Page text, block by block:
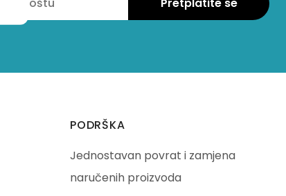
PODRŠKA
Jednostavan povrat i zamjena
naručenih proizvoda